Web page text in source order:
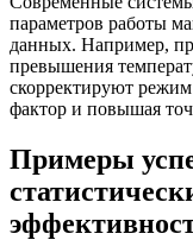
параметров работы
данных. Например,
превышения
скорректируют
фактор и повышая
Примеры